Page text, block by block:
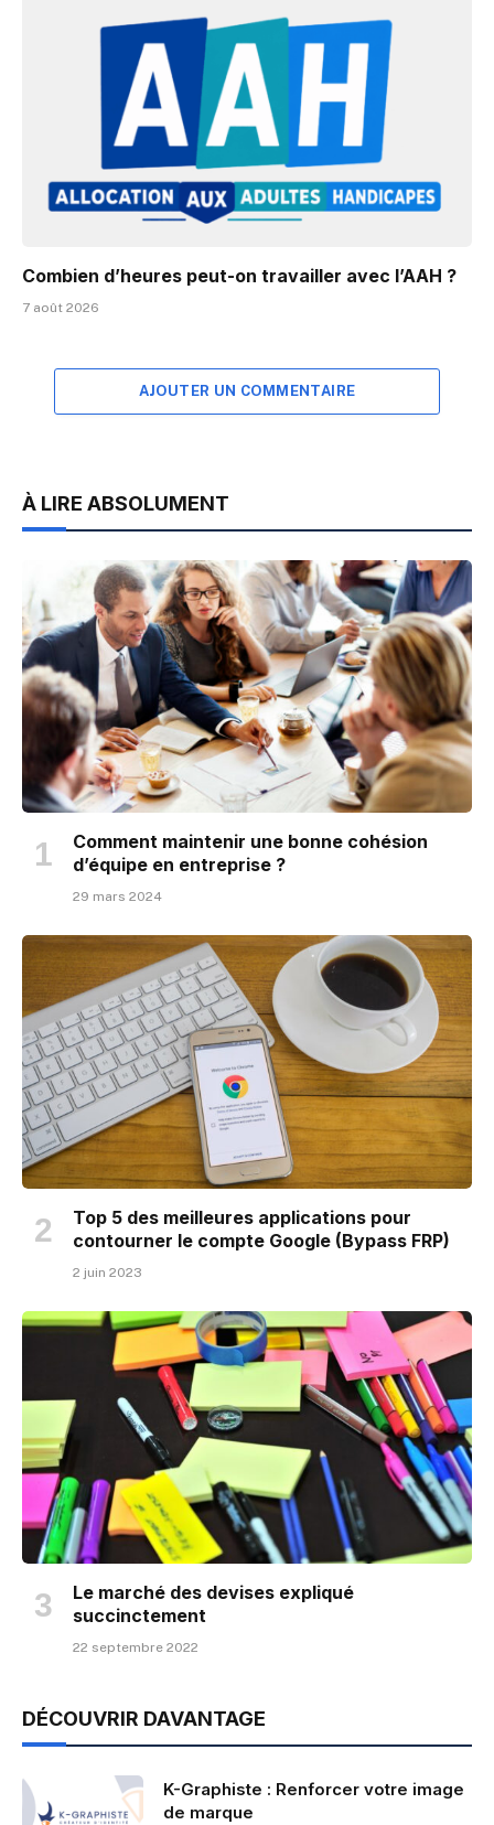
Combien d’heures peut-on travailler avec l’AAH ?
7 août 2026
AJOUTER UN COMMENTAIRE
À LIRE ABSOLUMENT
Comment maintenir une bonne cohésion
d’équipe en entreprise ?
29 mars 2024
Top 5 des meilleures applications pour
contourner le compte Google (Bypass FRP)
2 juin 2023
Le marché des devises expliqué
succinctement
22 septembre 2022
DÉCOUVRIR DAVANTAGE
K-Graphiste : Renforcer votre image
de marque